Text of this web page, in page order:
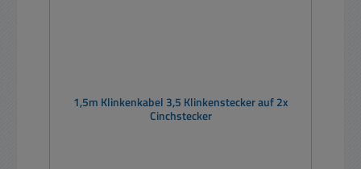
1,5m Klinkenkabel 3,5 Klinkenstecker auf 2x
Cinchstecker